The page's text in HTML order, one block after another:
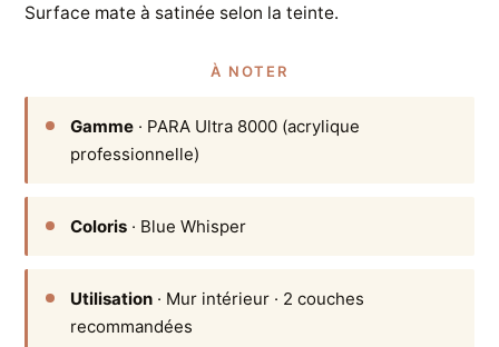
Surface mate à satinée selon la teinte.
À NOTER
Gamme · PARA Ultra 8000 (acrylique
professionnelle)
Coloris · Blue Whisper
Utilisation · Mur intérieur · 2 couches
recommandées